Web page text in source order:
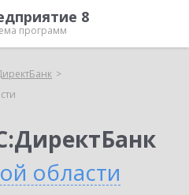
8
программ
области